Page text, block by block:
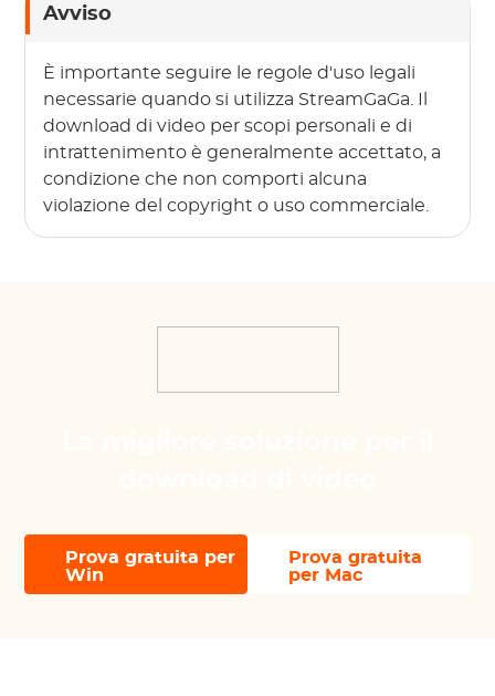
Avviso
È importante seguire le regole d'uso legali
necessarie quando si utilizza StreamGaGa. Il
download di video per scopi personali e di
intrattenimento è generalmente accettato, a
condizione che non comporti alcuna
violazione del copyright o uso commerciale.
Prova gratuita per
Win
Prova gratuita
per Mac